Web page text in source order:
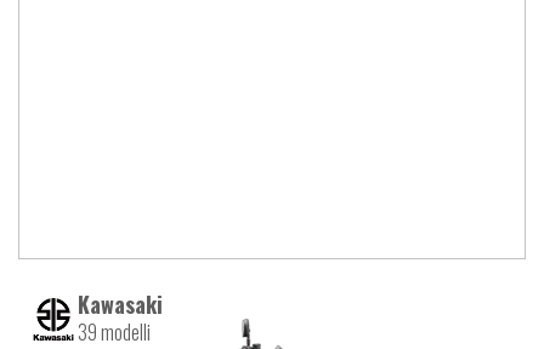
Kawasaki
39 modelli